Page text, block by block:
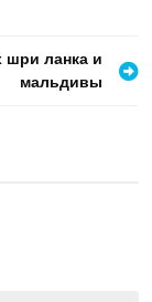
шри ланка и
мальдивы